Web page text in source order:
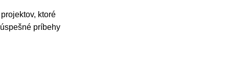
ktoré
príbehy